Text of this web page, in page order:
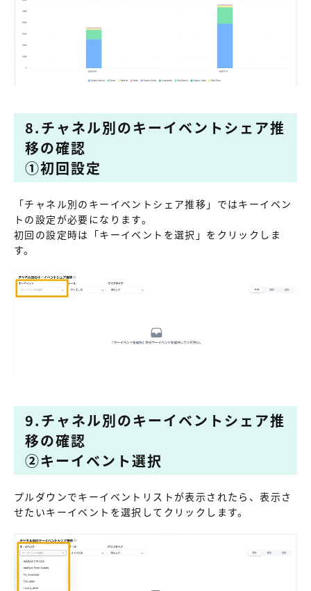
8.チャネル別のキーイベントシェア推
移の確認
①初回設定
「チャネル別のキーイベントシェア推移」ではキーイベン
トの設定が必要になります。
初回の設定時は「キーイベントを選択」をクリックしま
す。
9.チャネル別のキーイベントシェア推
移の確認
②キーイベント選択
プルダウンでキーイベントリストが表示されたら、表示さ
せたいキーイベントを選択してクリックします。